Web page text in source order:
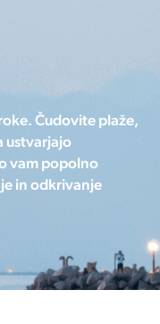
Čudovite plaže,
ustvarjajo
vam popolno
in odkrivanje